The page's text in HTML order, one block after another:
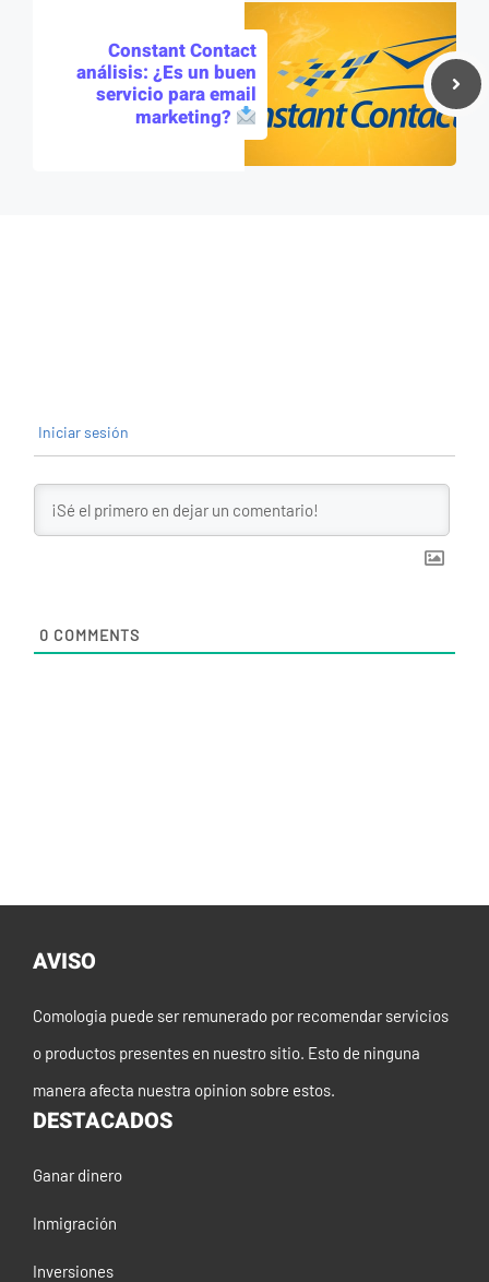
Constant Contact
análisis: ¿Es un buen
servicio para email
marketing?
Iniciar sesión
0 COMMENTS
AVISO
Comologia puede ser remunerado por recomendar servicios
o productos presentes en nuestro sitio. Esto de ninguna
manera afecta nuestra opinion sobre estos.
DESTACADOS
Ganar dinero
Inmigración
Inversiones